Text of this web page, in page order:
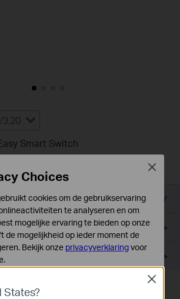
Smart Switch
and later version.
States?
Close
Choices
cookies om de gebruikservaring
te analyseren en om
mogelijke ervaring te bieden op onze
de mogelijkheid op ieder moment de
Bekijk onze privacyverklaringvoor
noodzakelijk voor de werking van de
Close